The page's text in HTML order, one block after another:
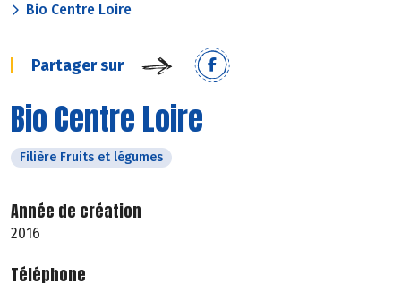
Bio Centre Loire
Partager sur
Bio Centre Loire
Filière Fruits et légumes
Année de création
2016
Téléphone